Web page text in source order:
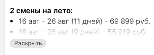
2 смены на лето:
16 авг - 26 авг (11 дней) - 69 899 руб.
18 авг - 26 авг (9 дней) - 55 919 руб.
Раскрыть